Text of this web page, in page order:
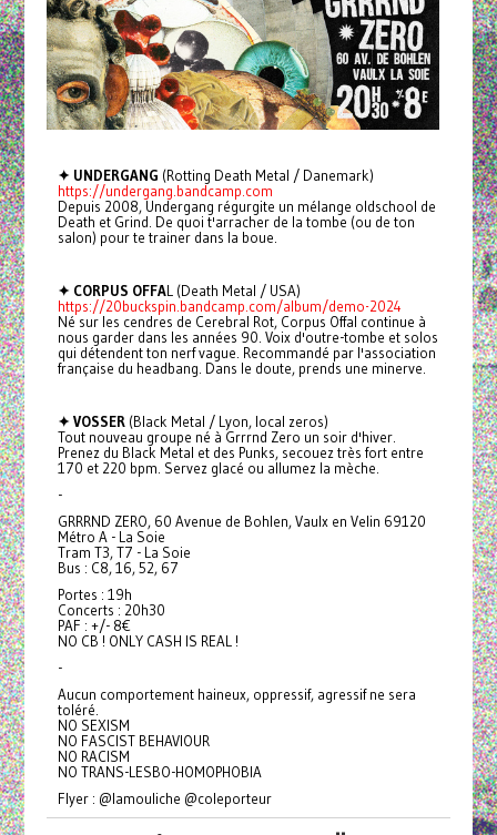
✦ UNDERGANG (Rotting Death Metal / Danemark)
https://undergang.bandcamp.com
Depuis 2008, Undergang régurgite un mélange oldschool de
Death et Grind. De quoi t'arracher de la tombe (ou de ton
salon) pour te trainer dans la boue.
✦ CORPUS OFFAL (Death Metal / USA)
https://20buckspin.bandcamp.com/album/demo-2024
Né sur les cendres de Cerebral Rot, Corpus Offal continue à
nous garder dans les années 90. Voix d'outre-tombe et solos
qui détendent ton nerf vague. Recommandé par l'association
française du headbang. Dans le doute, prends une minerve.
✦ VOSSER(Black Metal / Lyon, local zeros)
Tout nouveau groupe né à Grrrnd Zero un soir d'hiver.
Prenez du Black Metal et des Punks, secouez très fort entre
170 et 220 bpm. Servez glacé ou allumez la mèche.
-
GRRRND ZERO, 60 Avenue de Bohlen, Vaulx en Velin 69120
Métro A - La Soie
Tram T3, T7 - La Soie
Bus : C8, 16, 52, 67
Portes : 19h
Concerts : 20h30
PAF : +/- 8€
NO CB ! ONLY CASH IS REAL !
-
Aucun comportement haineux, oppressif, agressif ne sera
toléré.
NO SEXISM
NO FASCIST BEHAVIOUR
NO RACISM
NO TRANS-LESBO-HOMOPHOBIA
Flyer : @lamouliche @coleporteur